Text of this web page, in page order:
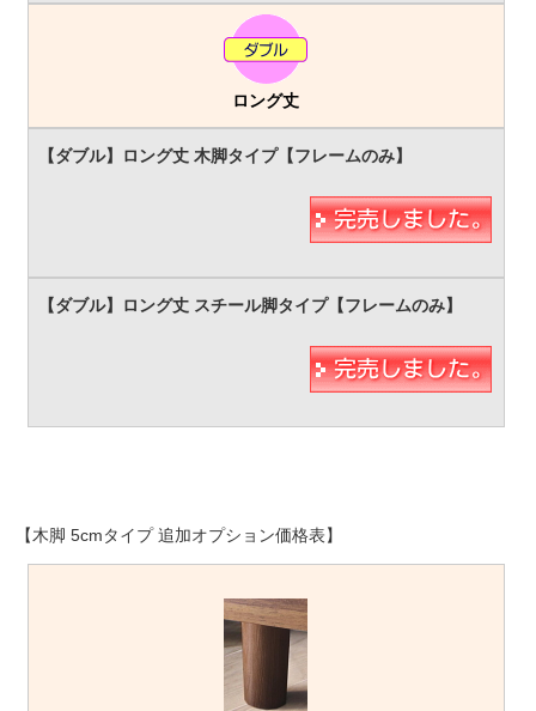
ロング丈
【木脚 5cmタイプ 追加オプション価格表】